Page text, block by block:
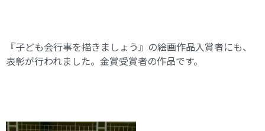
『子ども会行事を描きましょう』の絵画作品入賞者にも、
表彰が行われました。金賞受賞者の作品です。